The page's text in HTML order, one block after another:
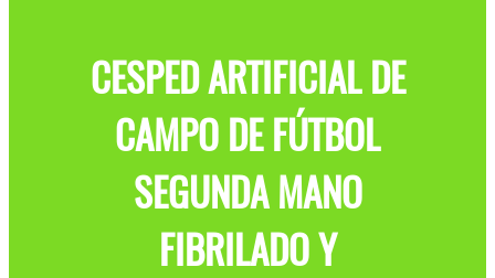
CESPED ARTIFICIAL DE
CAMPO DE FÚTBOL
SEGUNDA MANO
FIBRILADO Y